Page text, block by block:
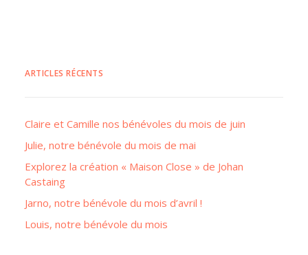
ARTICLES RÉCENTS
Claire et Camille nos bénévoles du mois de juin
Julie, notre bénévole du mois de mai
Explorez la création « Maison Close » de Johan
Castaing
Jarno, notre bénévole du mois d’avril !
Louis, notre bénévole du mois